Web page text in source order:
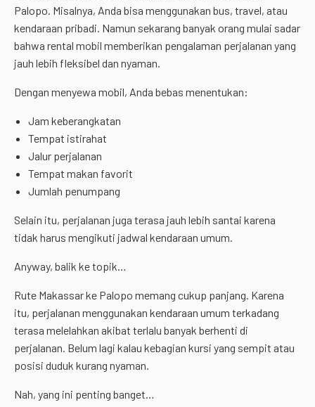
Palopo. Misalnya, Anda bisa menggunakan bus, travel, atau
kendaraan pribadi. Namun sekarang banyak orang mulai sadar
bahwa rental mobil memberikan pengalaman perjalanan yang
jauh lebih fleksibel dan nyaman.
Dengan menyewa mobil, Anda bebas menentukan:
Jam keberangkatan
Tempat istirahat
Jalur perjalanan
Tempat makan favorit
Jumlah penumpang
Selain itu, perjalanan juga terasa jauh lebih santai karena
tidak harus mengikuti jadwal kendaraan umum.
Anyway, balik ke topik…
Rute Makassar ke Palopo memang cukup panjang. Karena
itu, perjalanan menggunakan kendaraan umum terkadang
terasa melelahkan akibat terlalu banyak berhenti di
perjalanan. Belum lagi kalau kebagian kursi yang sempit atau
posisi duduk kurang nyaman.
Nah, yang ini penting banget…